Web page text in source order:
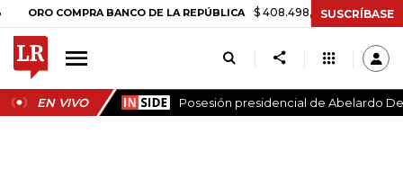
COMPRA BANCO DE LA REPÚBLICA $ 408.498,97 +$ 8.753,81 +2,19%
SUSCRÍBASE
EN VIVO Posesión presidencial de Abelardo